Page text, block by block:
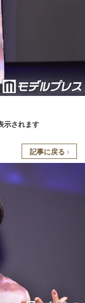
示されます
記事に戻る